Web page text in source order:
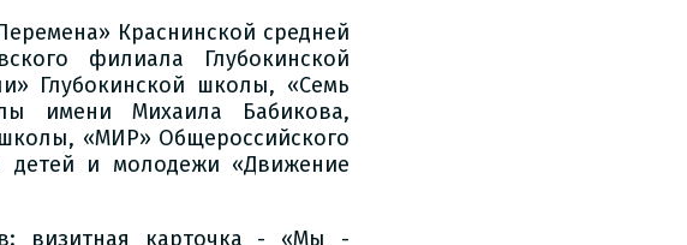
Краснинской средней
филиала Глубокинской
Глубокинской школы, «Семь
имени Михаила Бабикова,
«МИР» Общероссийского
детей и молодежи «Движение
визитная карточка - «Мы -